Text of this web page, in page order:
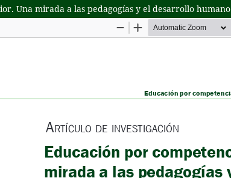
Una mirada a las pedagogías y el desarrollo humano